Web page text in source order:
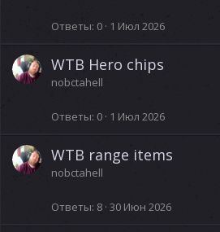
Ответы 0 1 Июл 2026
WTB Hero chips
nobctahell
Ответы 0 1 Июл 2026
WTB range items
nobctahell
Ответы 8 30 Июн 2026